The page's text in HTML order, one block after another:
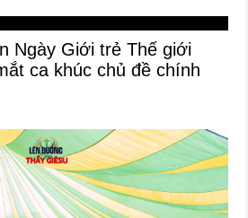
Ngày Giới trẻ Thế giới
ca khúc chủ đề chính